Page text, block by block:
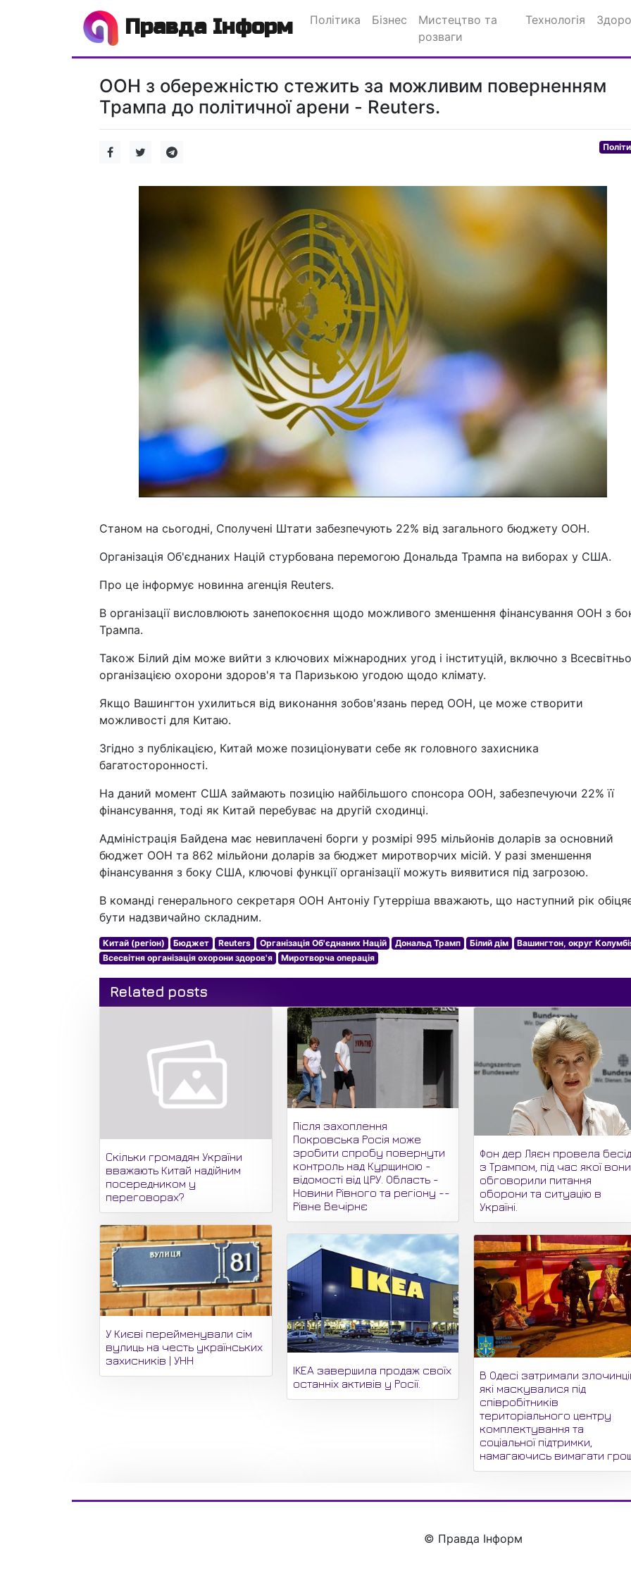
Правда Інформ Політика Бізнес
Мистецтво та
розваги
Технологія
ООН з обережністю стежить за можливим поверненням
Трампа до політичної арени - Reuters.
Станом на сьогодні, Сполучені Штати забезпечують 22% від загального бюджету ООН.
Організація Об'єднаних Націй стурбована перемогою Дональда Трампа на виборах у США.
Про це інформує новинна агенція Reuters.
В організації висловлюють занепокоєння щодо можливого зменшення фінансування ООН з
Трампа.
Також Білий дім може вийти з ключових міжнародних угод і інституцій, включно з
організацією охорони здоров'я та Паризькою угодою щодо клімату.
Якщо Вашингтон ухилиться від виконання зобов'язань перед ООН, це може створити
можливості для Китаю.
Згідно з публікацією, Китай може позиціонувати себе як головного захисника
багатосторонності.
На даний момент США займають позицію найбільшого спонсора ООН, забезпечуючи 22% її
фінансування, тоді як Китай перебуває на другій сходинці.
Адміністрація Байдена має невиплачені борги у розмірі 995 мільйонів доларів за основний
бюджет ООН та 862 мільйони доларів за бюджет миротворчих місій. У разі зменшення
фінансування з боку США, ключові функції організації можуть виявитися під загрозою.
В команді генерального секретаря ООН Антоніу Гутерріша вважають, що наступний рік
бути надзвичайно складним.
Китай (регіон) Бюджет Reuters Організація Об'єднаних Націй Дональд Трамп Білий дім
Вашингтон, округ
Всесвітня організація охорони здоров'я
Миротворча операція
Related posts
Скільки громадян України
вважають Китай надійним
посередником у
переговорах?
У Києві перейменували сім
вулиць на честь українських
захисників | УНН
Після захоплення
Покровська Росія може
зробити спробу повернути
контроль над Курщиною -
відомості від ЦРУ. Область -
Новини Рівного та регіону --
Рівне Вечірнє
IKEA завершила продаж своїх
останніх активів у Росії.
Фон дер Ляєн провела
з Трампом, під час якої вони
обговорили питання
оборони та ситуацію в
Україні.
В Одесі затримали
які маскувалися під
співробітників
територіального центру
комплектування та
соціальної підтримки,
намагаючись вимагати
© Правда Інформ